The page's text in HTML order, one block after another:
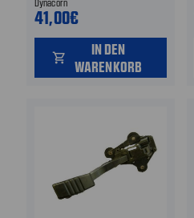
Dynacorn
41,00€
shopping_cart
IN DEN
WARENKORB